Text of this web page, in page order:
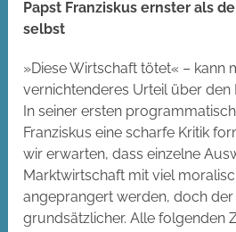
Papst Franziskus ernster als
selbst
»Diese Wirtschaft tötet« – kann
vernichtenderes Urteil über den
In seiner ersten
Franziskus eine scharfe Kritik
wir erwarten, dass einzelne
Marktwirtschaft mit viel
angeprangert werden, doch der
grundsätzlicher. Alle folgenden